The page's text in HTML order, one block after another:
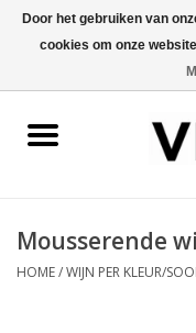
Wijn per kleur/soort
Mousserende
HOME/WIJN PER KLEUR/
Door het gebruiken van
cookies om onze